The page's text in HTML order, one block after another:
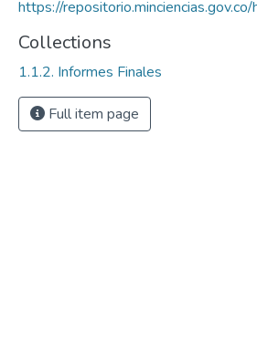
https://
Collections
1.1.2. Informes Finales
Full item page